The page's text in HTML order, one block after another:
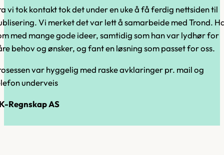
vi tok kontakt tok det under en uke å få ferdig nettsiden til
Vi merket det var lett å samarbeide med Trond.
med mange gode ideer, samtidig som han var lydhør for
behov og ønsker, og fant en løsning som passet for oss.
var hyggelig med raske avklaringer pr. mail og
underveis
Regnskap AS